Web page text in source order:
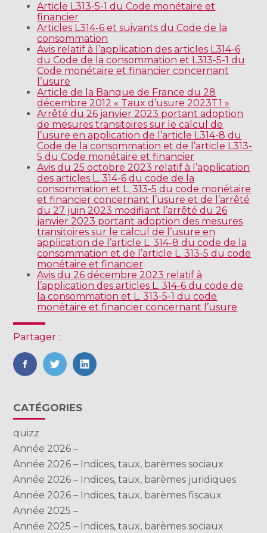
Article L313-5-1 du Code monétaire et
financier
Articles L314-6 et suivants du Code de la
consommation
Avis relatif à l’application des articles L314-6
du Code de la consommation et L313-5-1 du
Code monétaire et financier concernant
l’usure
Article de la Banque de France du 28
décembre 2012 « Taux d’usure 2023T1 »
Arrêté du 26 janvier 2023 portant adoption
de mesures transitoires sur le calcul de
l’usure en application de l’article L314-8 du
Code de la consommation et de l’article L313-
5 du Code monétaire et financier
Avis du 25 octobre 2023 relatif à l’application
des articles L. 314-6 du code de la
consommation et L. 313-5 du code monétaire
et financier concernant l’usure et de l’arrêté
du 27 juin 2023 modifiant l’arrêté du 26
janvier 2023 portant adoption des mesures
transitoires sur le calcul de l’usure en
application de l’article L. 314-8 du code de la
consommation et de l’article L. 313-5 du code
monétaire et financier
Avis du 26 décembre 2023 relatif à
l’application des articles L. 314-6 du code de
la consommation et L. 313-5-1 du code
monétaire et financier concernant l’usure
Partager :
FaceBook
TwitterLinkedIn
Blog
sidebar
CATÉGORIES
quizz
Année 2026 –
Année 2026 – Indices, taux, barèmes sociaux
Année 2026 – Indices, taux, barèmes juridiques
Année 2026 – Indices, taux, barèmes fiscaux
Année 2025 –
Année 2025 – Indices, taux, barèmes sociaux